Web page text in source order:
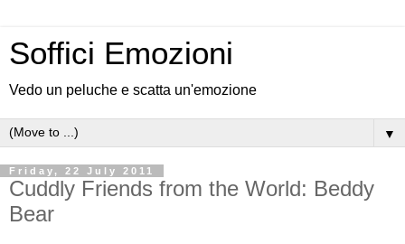
Soffici Emozioni
Vedo un peluche e scatta un'emozione
▼
Friday, 22 July 2011
Cuddly Friends from the World: Beddy
Bear